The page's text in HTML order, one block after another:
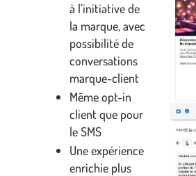
à l’initiative de
la marque, avec
possibilité de
conversations
marque-client
Même opt-in
client que pour
le SMS
Une expérience
enrichie plus